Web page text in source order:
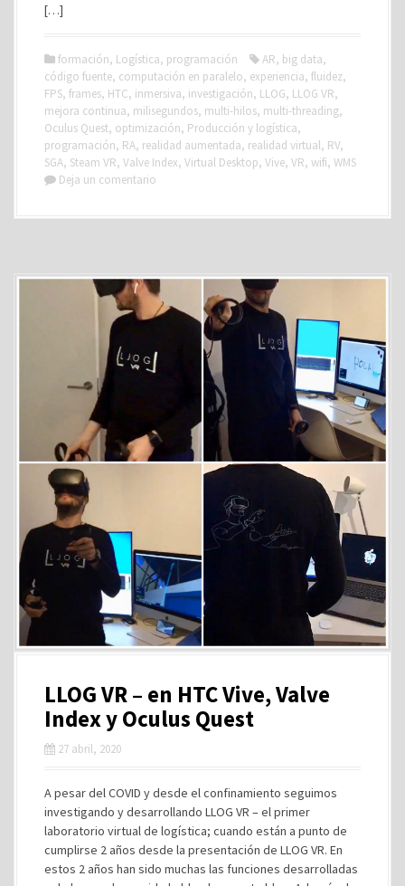
[…]
formación, Logística, programación AR, big data,
código fuente, computación en paralelo, experiencia, fluidez,
FPS, frames, HTC, inmersiva, investigación, LLOG, LLOG VR,
mejora continua, milisegundos, multi-hilos, multi-threading,
Oculus Quest, optimización, Producción y logística,
programación, RA, realidad aumentada, realidad virtual, RV,
SGA, Steam VR, Valve Index, Virtual Desktop, Vive, VR, wifi, WMS
Deja un comentario
LLOG VR – en HTC Vive, Valve
Index y Oculus Quest
27 abril, 2020
A pesar del COVID y desde el confinamiento seguimos
investigando y desarrollando LLOG VR – el primer
laboratorio virtual de logística; cuando están a punto de
cumplirse 2 años desde la presentación de LLOG VR. En
estos 2 años han sido muchas las funciones desarrolladas